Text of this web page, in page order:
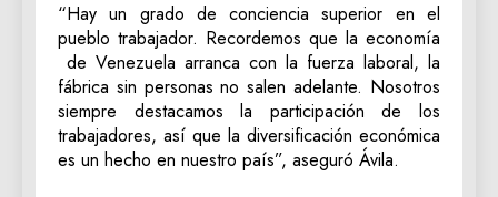
“Hay un grado de conciencia superior en el
pueblo trabajador. Recordemos que la economía
de Venezuela arranca con la fuerza laboral, la
fábrica sin personas no salen adelante. Nosotros
siempre destacamos la participación de los
trabajadores, así que la diversificación económica
es un hecho en nuestro país”, aseguró Ávila.